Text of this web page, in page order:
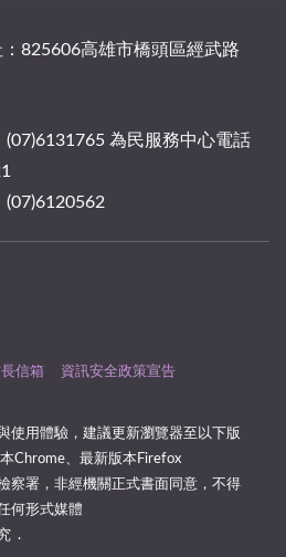
825606高雄市橋頭區經武路
(07)6131765 為民服務中心電話
(07)6120562
信箱 資訊安全政策宣告
使用體驗，建議更新瀏覽器至以下版
Chrome、最新版本Firefox
察署，非經機關正式書面同意，不得
何形式媒體
.